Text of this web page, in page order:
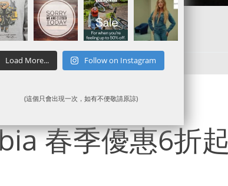
春季優惠6折起
Load More... Follow on Instagram
(這個只會出現一次，如有不便敬請原諒)